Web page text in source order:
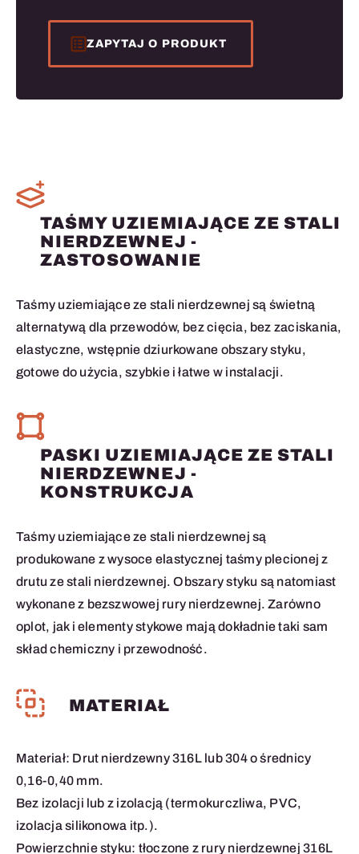
TAŚMY UZIEMIAJĄCE ZE STALI
NIERDZEWNEJ -
ZASTOSOWANIE
Taśmy uziemiające ze stali nierdzewnej są świetną
alternatywą dla przewodów, bez cięcia, bez zaciskania,
elastyczne, wstępnie dziurkowane obszary styku,
gotowe do użycia, szybkie i łatwe w instalacji.
PASKI UZIEMIAJĄCE ZE STALI
NIERDZEWNEJ -
KONSTRUKCJA
Taśmy uziemiające ze stali nierdzewnej są
produkowane z wysoce elastycznej taśmy plecionej z
drutu ze stali nierdzewnej. Obszary styku są natomiast
wykonane z bezszwowej rury nierdzewnej. Zarówno
oplot, jak i elementy stykowe mają dokładnie taki sam
skład chemiczny i przewodność.
MATERIAŁ
Materiał: Drut nierdzewny 316L lub 304 o średnicy
0,16-0,40 mm.
Bez izolacji lub z izolacją (termokurczliwa, PVC,
izolacja silikonowa itp.).
Powierzchnie styku: tłoczone z rury nierdzewnej 316L
ZAPYTAJ O PRODUKT